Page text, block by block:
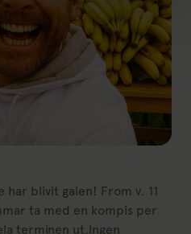
har blivit galen! From v. 11
ta med en kompis per
terminen ut.Ingen